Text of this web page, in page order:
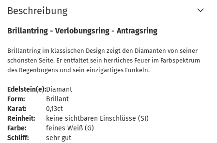
Beschreibung
Brillantring - Verlobungsring - Antragsring
Brillantring im klassischen Design zeigt den Diamanten von seiner
schönsten Seite. Er entfaltet sein herrliches Feuer im Farbspektrum
des Regenbogens und sein einzigartiges Funkeln.
Edelstein(e):Diamant
Form:
Brillant
Karat:
0,13ct
Reinheit:
keine sichtbaren Einschlüsse (SI)
Farbe:
feines Weiß (G)
Schliff:
sehr gut